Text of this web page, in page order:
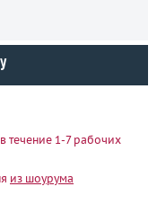
в течение 1-7 рабочих
из шоурума